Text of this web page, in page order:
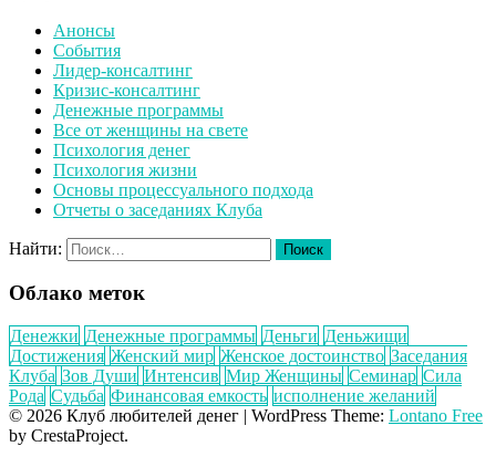
Анонсы
События
Лидер-консалтинг
Кризис-консалтинг
Денежные программы
Все от женщины на свете
Психология денег
Психология жизни
Основы процессуального подхода
Отчеты о заседаниях Клуба
Найти:
Облако меток
Денежки Денежные программы Деньги Деньжищи
Достижения Женский мир Женское достоинство Заседания
Клуба Зов Души Интенсив Мир Женщины Семинар Сила
Рода Судьба Финансовая емкость исполнение желаний
© 2026 Клуб любителей денег | WordPress Theme: Lontano Free
by CrestaProject.